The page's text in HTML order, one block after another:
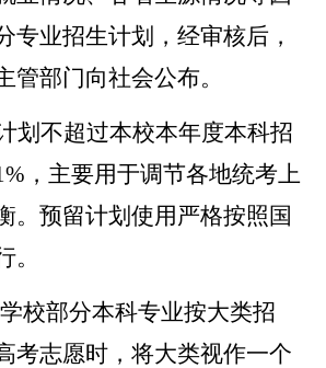
专业招生计划 ， 经审核后，
管部门向社会公布。
划不超过本校本年度本科招
，主要用于调节各地统考上
。预留计划使用严格按照国
。
学校部分本科专业按大类招
考志愿时，将大类视作一个